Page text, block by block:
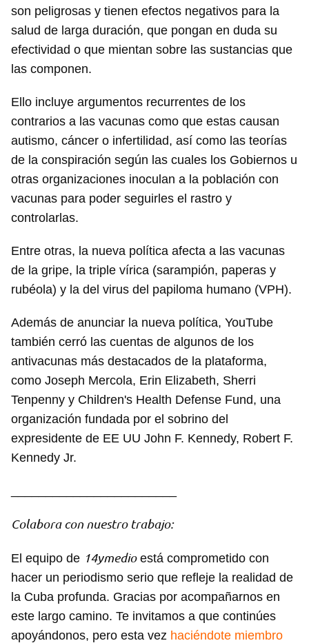
son peligrosas y tienen efectos negativos para la
salud de larga duración, que pongan en duda su
efectividad o que mientan sobre las sustancias que
las componen.
Ello incluye argumentos recurrentes de los
contrarios a las vacunas como que estas causan
autismo, cáncer o infertilidad, así como las teorías
de la conspiración según las cuales los Gobiernos u
otras organizaciones inoculan a la población con
vacunas para poder seguirles el rastro y
controlarlas.
Entre otras, la nueva política afecta a las vacunas
de la gripe, la triple vírica (sarampión, paperas y
rubéola) y la del virus del papiloma humano (VPH).
Además de anunciar la nueva política, YouTube
también cerró las cuentas de algunos de los
antivacunas más destacados de la plataforma,
como Joseph Mercola, Erin Elizabeth, Sherri
Tenpenny y Children's Health Defense Fund, una
organización fundada por el sobrino del
expresidente de EE UU John F. Kennedy, Robert F.
Kennedy Jr.
Colabora con nuestro trabajo:
El equipo de 14ymedioestá comprometido con
hacer un periodismo serio que refleje la realidad de
la Cuba profunda. Gracias por acompañarnos en
este largo camino. Te invitamos a que continúes
apoyándonos, pero esta vez haciéndote miembro